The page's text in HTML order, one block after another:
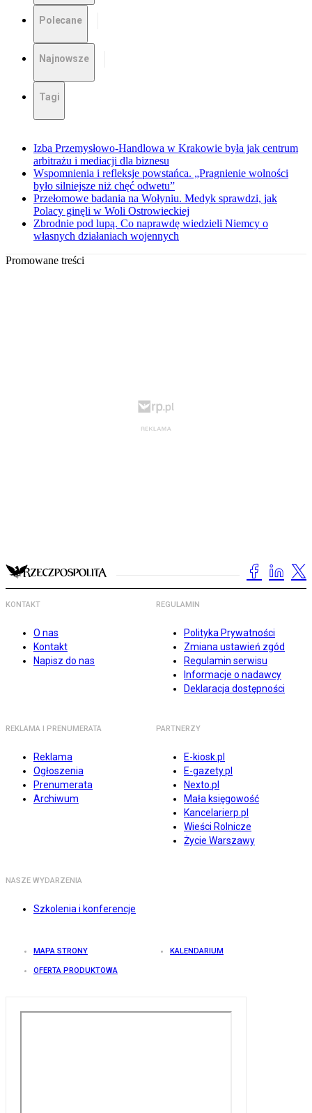
Polecane
Najnowsze
Tagi
Izba Przemysłowo-Handlowa w Krakowie była jak centrum
arbitrażu i mediacji dla biznesu
Wspomnienia i refleksje powstańca. „Pragnienie wolności
było silniejsze niż chęć odwetu”
Przełomowe badania na Wołyniu. Medyk sprawdzi, jak
Polacy ginęli w Woli Ostrowieckiej
Zbrodnie pod lupą. Co naprawdę wiedzieli Niemcy o
własnych działaniach wojennych
Promowane treści
KONTAKT
O nas
Kontakt
Napisz do nas
REGULAMIN
Polityka Prywatności
Zmiana ustawień zgód
Regulamin serwisu
Informacje o nadawcy
Deklaracja dostępności
REKLAMA I PRENUMERATA
Reklama
Ogłoszenia
Prenumerata
Archiwum
PARTNERZY
E-kiosk.pl
E-gazety.pl
Nexto.pl
Mała księgowość
Kancelarierp.pl
Wieści Rolnicze
Życie Warszawy
NASZE WYDARZENIA
Szkolenia i konferencje
MAPA STRONY KALENDARIUM
OFERTA PRODUKTOWA